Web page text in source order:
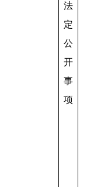
法
定
公
开
事
项